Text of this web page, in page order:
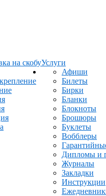
Услуги
на скобу
Афиши
Билеты
Бирки
Бланки
Блокноты
Брошюры
Буклеты
Вобблеры
Дипломы и
Журналы
Закладки
Инструкции